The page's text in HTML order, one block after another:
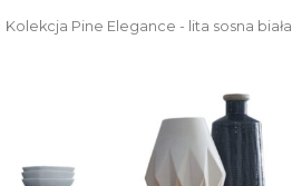
Kolekcja Pine Elegance - lita sosna biała